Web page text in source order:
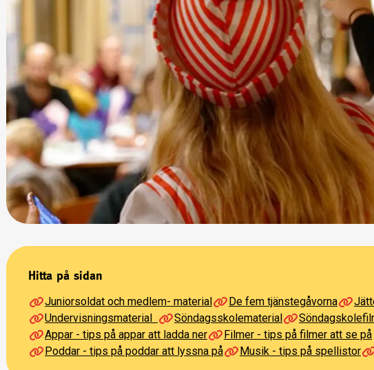
Hitta på sidan
Juniorsoldat och medlem- material De fem tjänstegåvorna
Undervisningsmaterial
Söndagsskolematerial
Appar - tips på appar att ladda ner
Filmer - tips på filmer att se på
Poddar - tips på poddar att lyssna på
Musik - tips på spellistor